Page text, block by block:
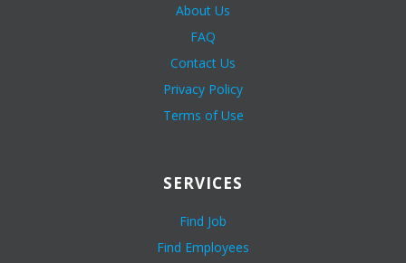
About Us
FAQ
Contact Us
Privacy Policy
Terms of Use
SERVICES
Find Job
Find Employees